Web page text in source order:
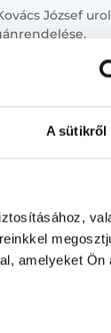
A sütikről
amelyeket Ön
József
szerinti
végezhető
az első
esetleges